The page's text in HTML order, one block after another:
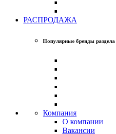
РАСПРОДАЖА
Популярные бренды раздела
Компания
О компании
Вакансии